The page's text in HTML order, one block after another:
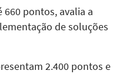
660 pontos, avalia a
de soluções
2.400 pontos e